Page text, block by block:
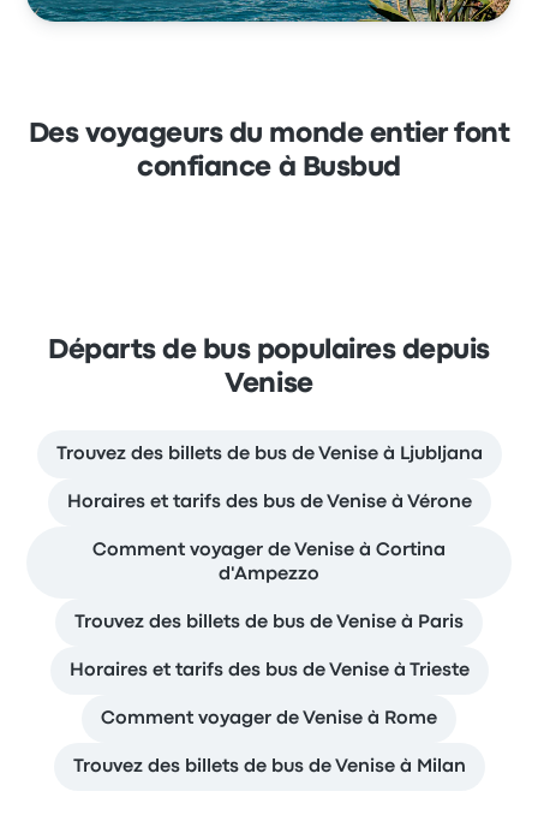
Des voyageurs du monde entier font
confiance à Busbud
Départs de bus populaires depuis
Venise
Trouvez des billets de bus de Venise à Ljubljana
Horaires et tarifs des bus de Venise à Vérone
Comment voyager de Venise à Cortina
d'Ampezzo
Trouvez des billets de bus de Venise à Paris
Horaires et tarifs des bus de Venise à Trieste
Comment voyager de Venise à Rome
Trouvez des billets de bus de Venise à Milan